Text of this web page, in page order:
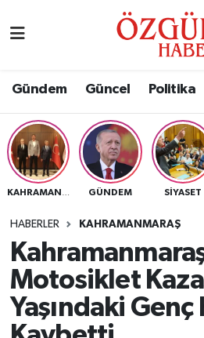
Gündem Güncel Politika
GÜNDEM SIYASET
HABERLER KAHRAMANMARAŞ
Motosiklet
Yaşındaki Genç
Eğitim
Ekonomi
Güncel
Gündem
Magazin
Nöbetçi Eczaneler
Namaz Vakitleri
Trafik Durumu
Süper Lig Puan Durumu ve
Tüm Manşetler
Son Dakika Haberleri